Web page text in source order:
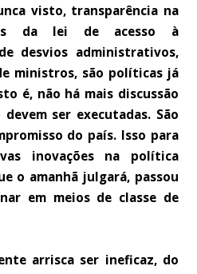
visto, transparência na
da lei de acesso à
desvios administrativos,
ministros, são políticas já
é, não há mais discussão
ser executadas. São
do país. Isso para
inovações na política
o amanhã julgará, passou
em meios de classe de
arrisca ser ineficaz, do